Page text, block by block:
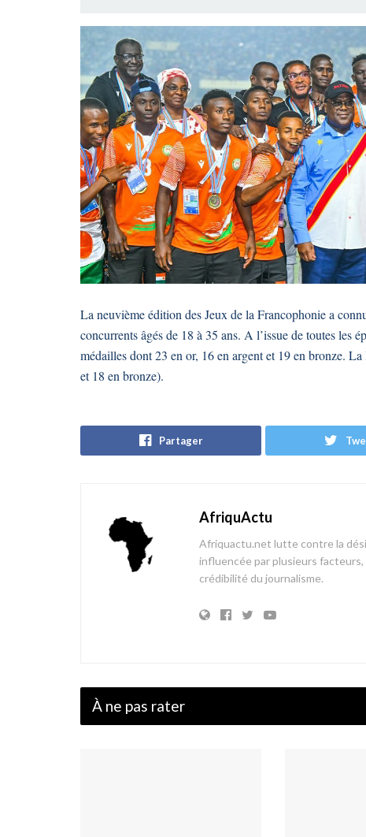
La neuvième édition des Jeux de la Francophonie a
concurrents âgés de 18 à 35 ans. A l’issue de toutes les
médailles dont 23 en or, 16 en argent et 19 en bronze.
et 18 en bronze).
Partager
AfriquActu
Afriquactu.net lutte contre la
influencée par plusieurs
crédibilité du journalisme.
À ne pas rater